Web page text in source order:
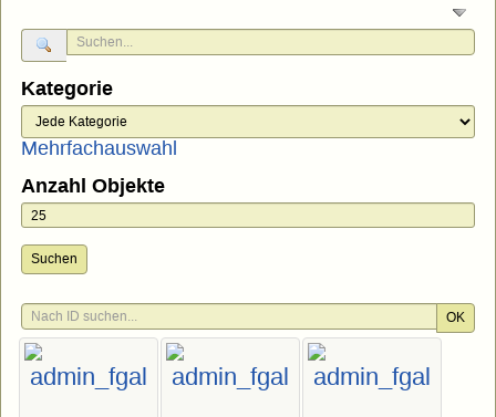
Kategorie
Mehrfachauswahl
Anzahl Objekte
Suchen
OK